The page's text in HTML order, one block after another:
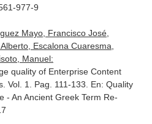
977-9
Mayo, Francisco José,
Escalona Cuaresma,
Manuel:
quality of Enterprise Content
Vol. 1. Pag. 111-133. En: Quality
- An Ancient Greek Term Re-